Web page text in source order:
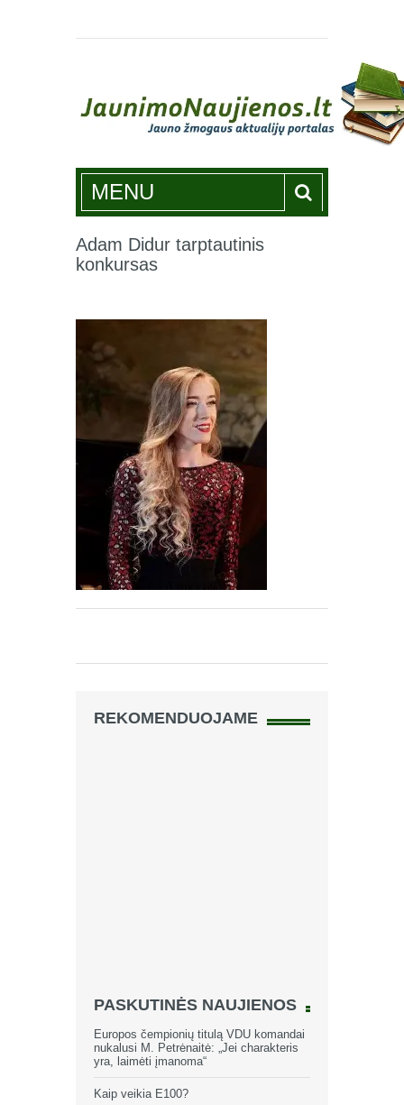
Jaunimonaujienos.lt
MENU
Adam Didur tarptautinis
konkursas
REKOMENDUOJAME
PASKUTINĖS NAUJIENOS
Europos čempionių titulą VDU komandai
nukalusi M. Petrėnaitė: „Jei charakteris
yra, laimėti įmanoma“
Kaip veikia E100?